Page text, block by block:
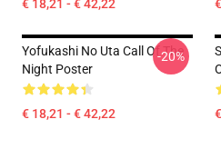
€ 18,21 - € 42,22
Yofukashi No Uta Call Of The
Night Poster
€ 18,21 - € 42,22
-20%